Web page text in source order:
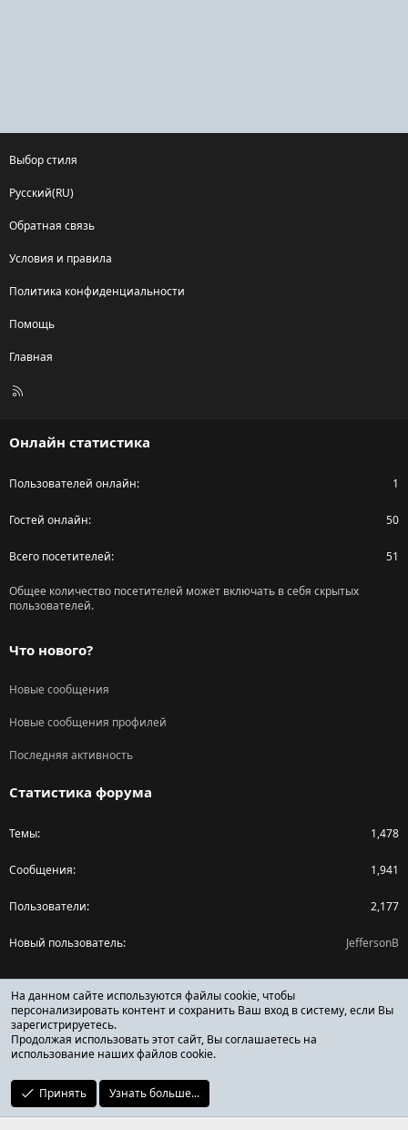
Выбор стиля
Русский(RU)
Обратная связь
Условия и правила
Политика конфиденциальности
Помощь
Главная
R
Онлайн статистика
Пользователей онлайн 1
Гостей онлайн 50
Всего посетителей 51
Общее количество посетителей может включать в себя скрытых
пользователей.
Что нового?
Новые сообщения
Новые сообщения профилей
Последняя активность
Статистика форума
Темы 1,478
Сообщения 1,941
Пользователи 2,177
Новый пользователь JeffersonB
Поделиться страницей
Facebook
X (Twitter)
Reddit
ОТЗЫВЫ ОНЛАЙН ФОРУМ
На данном сайте используются файлы cookie, чтобы
персонализировать контент и сохранить Ваш вход в систему, если Вы
зарегистрируетесь.
Продолжая использовать этот сайт, Вы соглашаетесь на
использование наших файлов cookie.
Принять Узнать больше...